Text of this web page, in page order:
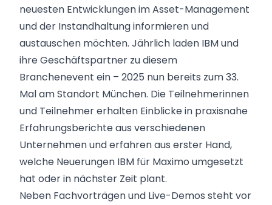
neuesten Entwicklungen im Asset-Management
und der Instandhaltung informieren und
austauschen möchten. Jährlich laden IBM und
ihre Geschäftspartner zu diesem
Branchenevent ein – 2025 nun bereits zum 33.
Mal am Standort München. Die Teilnehmerinnen
und Teilnehmer erhalten Einblicke in praxisnahe
Erfahrungsberichte aus verschiedenen
Unternehmen und erfahren aus erster Hand,
welche Neuerungen IBM für Maximo umgesetzt
hat oder in nächster Zeit plant.
Neben Fachvorträgen und Live-Demos steht vor